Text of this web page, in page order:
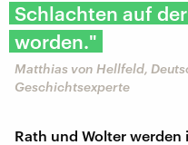
Schlachten auf
worden."
Matthias von Hellfeld,
Geschichtsexperte
Rath und Wolter werden